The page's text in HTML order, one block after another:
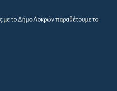
με το Δήμο Λοκρών παραθέτουμε το